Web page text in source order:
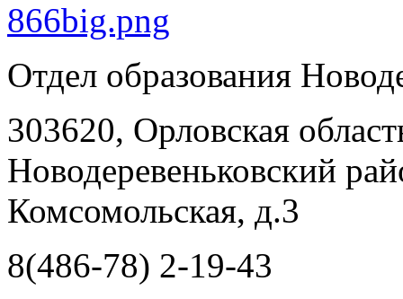
Отдел образования
303620, Орловская
Новодеревеньковский
Комсомольская, д.3
8(486-78) 2-19-43